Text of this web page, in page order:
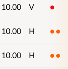
10.00 V 1
10.00 H 2
10.00 H 2